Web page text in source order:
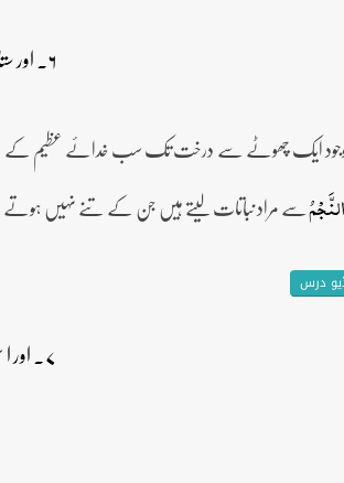
۶۔ اور ستارے اور درخت سجدہ کرتے ہیں۔
النَّجۡمُسے مراد نباتات لیتے ہیں جن کے تنے نہیں
درس
۷۔ اور اسی نے اس آسمان کو بلند کیا اور ترازو قائم کی۔